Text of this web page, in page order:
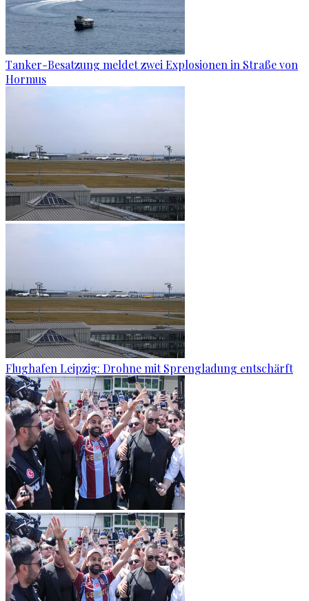
Tanker-Besatzung meldet zwei Explosionen in Straße von
Hormus
Flughafen Leipzig: Drohne mit Sprengladung entschärft